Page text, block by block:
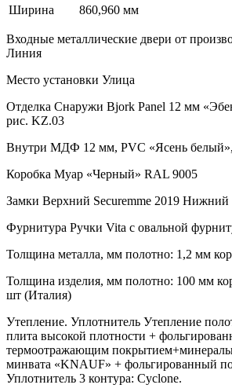
Ширина
860,960 мм
Входные металлические двери от
Линия
Место установки Улица
Отделка Снаружи Bjork Panel 12 мм
рис. KZ.03
Внутри MДФ 12 мм, PVC «Ясень
Коробка Муар «Черный» RAL 9005
Замки Верхний Securemme 2019 Нижний
Фурнитура Ручки Vita с овальной
Толщина металла, мм полотно: 1,2 мм
Толщина изделия, мм полотно: 100 мм
шт (Италия)
Утепление. Уплотнитель Утепление
плита высокой плотности +
термоотражающим
минвата «KNAUF» + фольгированный
Уплотнитель 3 контура: Cyclone.